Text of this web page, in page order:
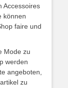
Accessoires
können
faire und
Mode zu
werden
angeboten,
zu